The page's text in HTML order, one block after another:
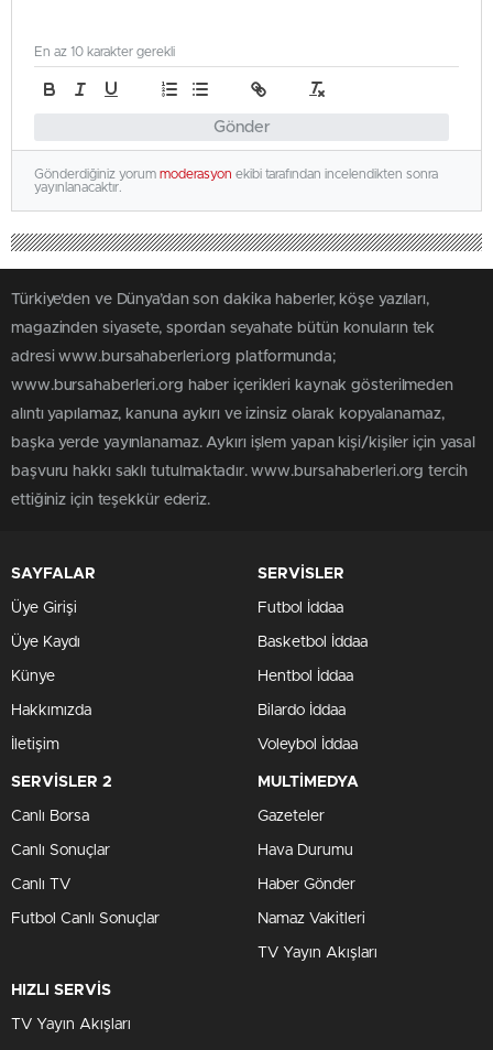
Gönder
En az 10 karakter gerekli
Gönderdiğiniz yorum moderasyon ekibi tarafından incelendikten sonra
yayınlanacaktır.
Türkiye'den ve Dünya’dan son dakika haberler, köşe yazıları,
magazinden siyasete, spordan seyahate bütün konuların tek
adresi www.bursahaberleri.org platformunda;
www.bursahaberleri.org haber içerikleri kaynak gösterilmeden
alıntı yapılamaz, kanuna aykırı ve izinsiz olarak kopyalanamaz,
başka yerde yayınlanamaz. Aykırı işlem yapan kişi/kişiler için yasal
başvuru hakkı saklı tutulmaktadır. www.bursahaberleri.org tercih
ettiğiniz için teşekkür ederiz.
SAYFALAR
Üye Girişi
Üye Kaydı
Künye
Hakkımızda
İletişim
SERVİSLER
Futbol İddaa
Basketbol İddaa
Hentbol İddaa
Bilardo İddaa
Voleybol İddaa
SERVİSLER 2
Canlı Borsa
Canlı Sonuçlar
Canlı TV
Futbol Canlı Sonuçlar
MULTİMEDYA
Gazeteler
Hava Durumu
Haber Gönder
Namaz Vakitleri
TV Yayın Akışları
HIZLI SERVİS
TV Yayın Akışları